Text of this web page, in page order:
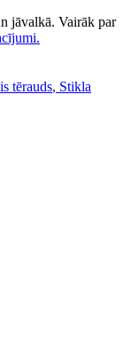
jāvalkā. Vairāk par
tērauds, Stikla